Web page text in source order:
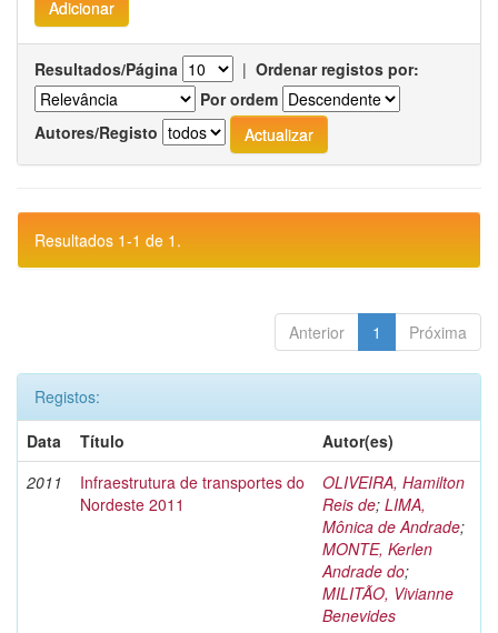
Resultados/Página | Ordenar registos por:
Por ordem
Autores/Registo
Resultados 1-1 de 1.
Anterior 1 Próxima
Registos:
Data
Título
Autor(es)
2011
Infraestrutura de transportes do
Nordeste 2011
OLIVEIRA, Hamilton
Reis de; LIMA,
Mônica de Andrade;
MONTE, Kerlen
Andrade do;
MILITÃO, Vivianne
Benevides